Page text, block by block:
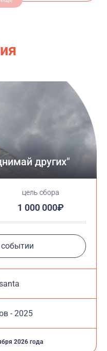
других"
цель сбора
1 000 000₽
- 2025
2026 года